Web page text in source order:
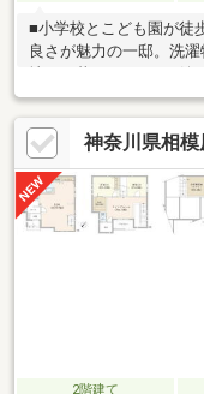
■小学校とこども園が徒
良さが魅力の一邸。洗
地よい暮らし■あると嬉
物や思い出の品もたっ
テリア】家具や家電と
庭、この充実度で変わ
の代金を住宅ローンに
どかリッチです。※東京
究所」２０２３年７月１
神奈川県相
2階建て